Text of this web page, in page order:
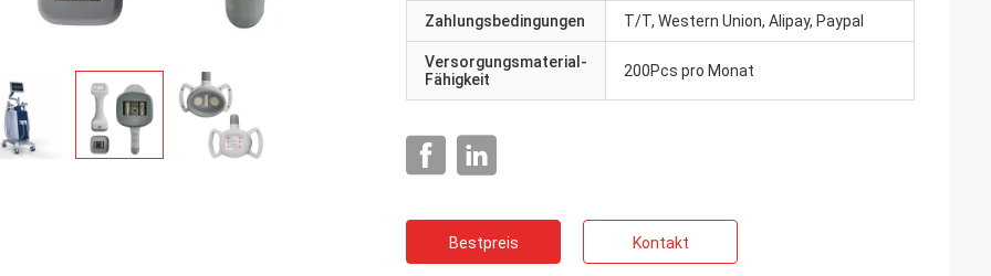
Zahlungsbedingungen T/T, Western Union, Alipay, Paypal
Versorgungsmaterial-
Fähigkeit
200Pcs pro Monat
Bestpreis Kontakt